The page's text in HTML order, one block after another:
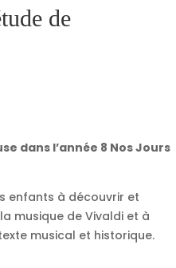
de
dans l’année 8 Nos Jours
enfants à découvrir et
musique de Vivaldi et à
musical et historique.